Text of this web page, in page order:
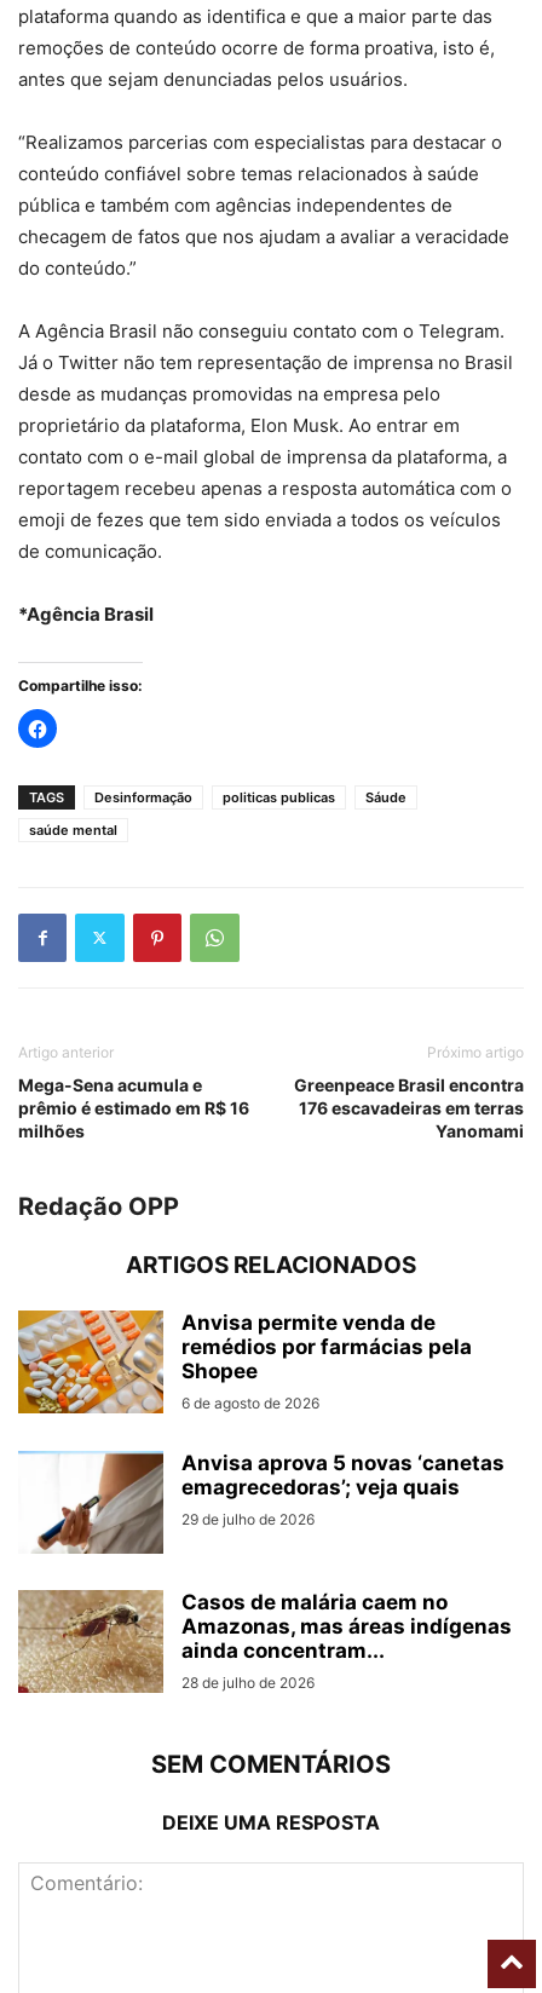
plataforma quando as identifica e que a maior parte das
remoções de conteúdo ocorre de forma proativa, isto é,
antes que sejam denunciadas pelos usuários.
“Realizamos parcerias com especialistas para destacar o
conteúdo confiável sobre temas relacionados à saúde
pública e também com agências independentes de
checagem de fatos que nos ajudam a avaliar a veracidade
do conteúdo.”
A Agência Brasil não conseguiu contato com o Telegram.
Já o Twitter não tem representação de imprensa no Brasil
desde as mudanças promovidas na empresa pelo
proprietário da plataforma, Elon Musk. Ao entrar em
contato com o e-mail global de imprensa da plataforma, a
reportagem recebeu apenas a resposta automática com o
emoji de fezes que tem sido enviada a todos os veículos
de comunicação.
*Agência Brasil
Compartilhe isso:
TAGS Desinformação politicas publicas
Sáude
saúde mental
Artigo anterior
Mega-Sena acumula e
prêmio é estimado em R$ 16
milhões
Próximo artigo
Greenpeace Brasil encontra
176 escavadeiras em terras
Yanomami
Redação OPP
ARTIGOS RELACIONADOS
Anvisa permite venda de
remédios por farmácias pela
Shopee
6 de agosto de 2026
Anvisa aprova 5 novas ‘canetas
emagrecedoras’; veja quais
29 de julho de 2026
Casos de malária caem no
Amazonas, mas áreas indígenas
ainda concentram...
28 de julho de 2026
SEM COMENTÁRIOS
DEIXE UMA RESPOSTA